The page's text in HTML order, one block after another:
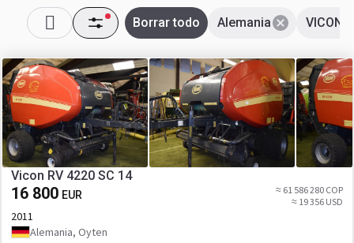
VICON
Alemania
Borrar todo
Vicon RV 4220 SC 14
16 800 EUR
≈ 61 586 280 COP
≈ 19 356 USD
2011
Alemania, Oyten